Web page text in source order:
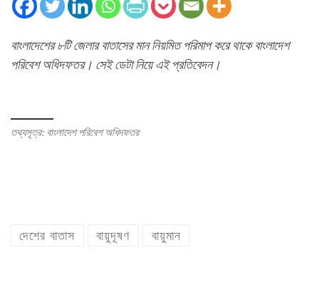
বাংলাদেশের ৮টি জেলার বাতাসের মান নিয়মিত পরিমাপ করে থাকে বাংলাদেশ
পরিবেশ অধিদফতর। সেই ডেটা নিয়ে এই প্রতিবেদন।
তথ্যসূত্র: বাংলাদেশ পরিবেশ অধিদফতর
দেশের বাতাস বায়ুদূষণ বায়ুমান